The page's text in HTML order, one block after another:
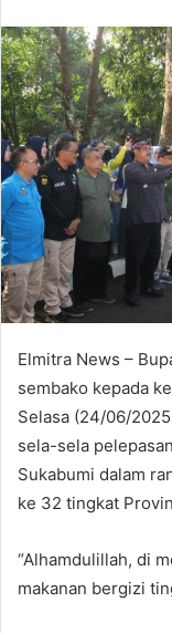
email
Elmitra News –
sembako kepada
Selasa (24/06/
sela-sela
Sukabumi dalam
ke 32 tingkat
“Alhamdulillah, di
makanan bergizi